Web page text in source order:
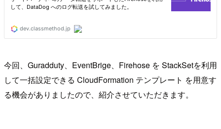
今回、Guradduty、EventBrige、Firehose を StackSetを利用
して一括設定できる CloudFormation テンプレート を用意す
る機会がありましたので、紹介させていただきます。